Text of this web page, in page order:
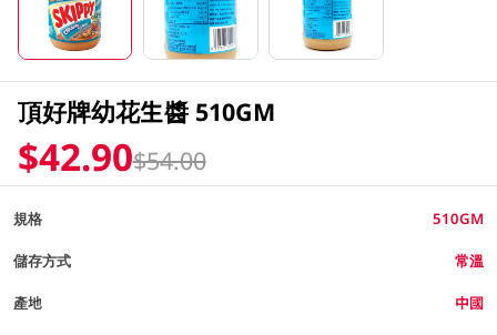
頂好牌幼花生醬 510GM
$42.90$54.00
規格 510GM
儲存方式 常溫
產地 中國